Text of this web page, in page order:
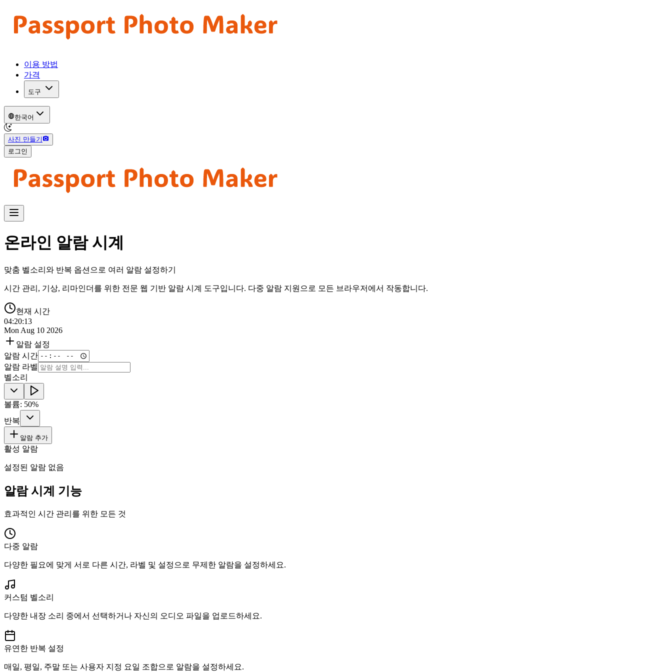
이용 방법
가격
도구
한국어
사진 만들기
로그인
온라인 알람 시계
맞춤 벨소리와 반복 옵션으로 여러 알람 설정하기
시간 관리, 기상, 리마인더를 위한 전문 웹 기반 알람 시계 도구입니다. 다중 알람 지원으로 모든 브라우저에서 작동합니다.
현재 시간
04:20:13
Mon Aug 10 2026
알람 설정
알람 시간
알람 라벨
벨소리
볼륨: 50%
반복
알람 추가
활성 알람
설정된 알람 없음
알람 시계 기능
효과적인 시간 관리를 위한 모든 것
다중 알람
다양한 필요에 맞게 서로 다른 시간, 라벨 및 설정으로 무제한 알람을 설정하세요.
커스텀 벨소리
다양한 내장 소리 중에서 선택하거나 자신의 오디오 파일을 업로드하세요.
유연한 반복 설정
매일, 평일, 주말 또는 사용자 지정 요일 조합으로 알람을 설정하세요.